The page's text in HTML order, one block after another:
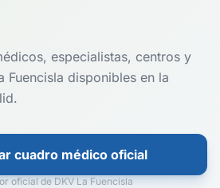
especialistas, centros y
Fuencisla disponibles en la
cuadro médico oficial
oficial de DKV La Fuencisla